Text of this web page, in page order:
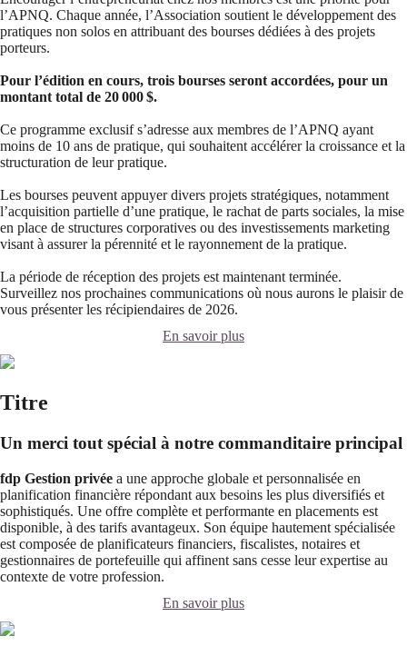
l’APNQ. Chaque année, l’Association soutient le développement des
pratiques non solos en attribuant des bourses dédiées à des projets
porteurs.
Pour l’édition en cours, trois bourses seront accordées, pour un
montant total de 20 000 $.
Ce programme exclusif s’adresse aux membres de l’APNQ ayant
moins de 10 ans de pratique, qui souhaitent accélérer la croissance et la
structuration de leur pratique.
Les bourses peuvent appuyer divers projets stratégiques, notamment
l’acquisition partielle d’une pratique, le rachat de parts sociales, la mise
en place de structures corporatives ou des investissements marketing
visant à assurer la pérennité et le rayonnement de la pratique.
La période de réception des projets est maintenant terminée.
Surveillez nos prochaines communications où nous aurons le plaisir de
vous présenter les récipiendaires de 2026.
En savoir plus
Titre
Un merci tout spécial à notre commanditaire principal
fdp Gestion privée a une approche globale et personnalisée en
planification financière répondant aux besoins les plus diversifiés et
sophistiqués. Une offre complète et performante en placements est
disponible, à des tarifs avantageux. Son équipe hautement spécialisée
est composée de planificateurs financiers, fiscalistes, notaires et
gestionnaires de portefeuille qui affinent sans cesse leur expertise au
contexte de votre profession.
En savoir plus